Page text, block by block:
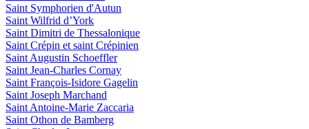
Saint Symphorien d'Autun
Saint Wilfrid d’York
Saint Dimitri de Thessalonique
Saint Crépin et saint Crépinien
Saint Augustin Schoeffler
Saint Jean-Charles Cornay
Saint François-Isidore Gagelin
Saint Joseph Marchand
Saint Antoine-Marie Zaccaria
Saint Othon de Bamberg